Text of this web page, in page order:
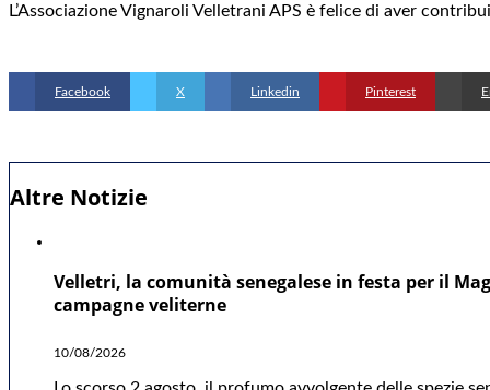
Altre Notizie
Velletri, la comunità senegalese in festa per il
campagne veliterne
10/08/2026
L’Associazione Vignaroli Velletrani APS è felice di aver
Facebook X Linkedin Pinterest